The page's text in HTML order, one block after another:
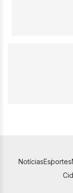
NotíciasEsportes